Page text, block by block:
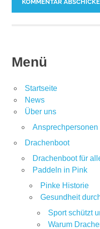
Menü
Startseite
News
Über uns
Ansprechpersonen
Drachenboot
Drachenboot für
Paddeln in Pink
Pinke Historie
Gesundheit
Sport schützt
Warum